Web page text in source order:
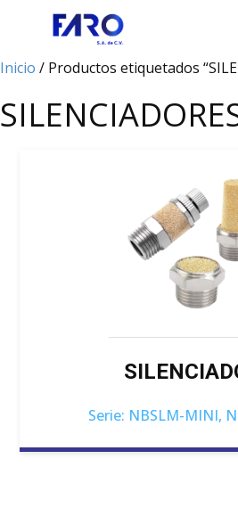
Inicio / Productos etiquetados
Serie: NBSLM-MINI,